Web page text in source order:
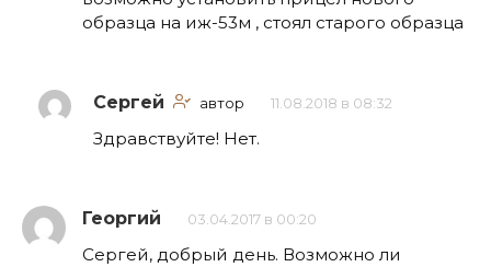
образца на иж-53м , стоял старого образца
Сергей автор 11.08.2018 в 08:32
Здравствуйте! Нет.
Георгий 03.04.2017 в 00:20
Сергей, добрый день. Возможно ли